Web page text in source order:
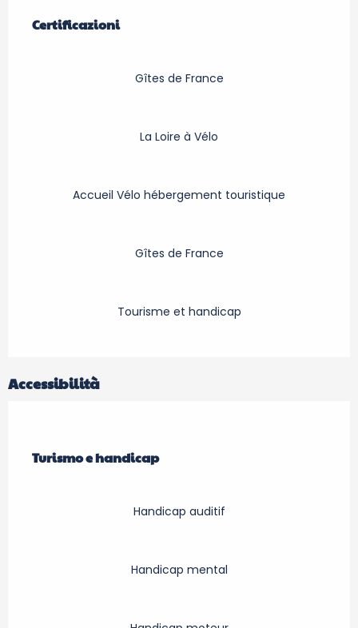
Certificazioni
Certificazioni
Gîtes de France
La Loire à Vélo
Accueil Vélo hébergement touristique
Gîtes de France
Tourisme et handicap
Accessibilità
Turismo e handicap
Turismo e handicap
Handicap auditif
Handicap mental